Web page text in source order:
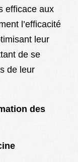
efficace aux
l’efficacité
leur
de se
de leur
des